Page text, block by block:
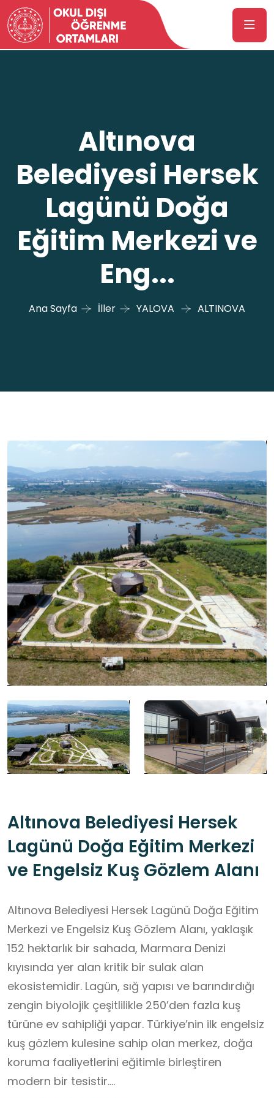
Altınova
Belediyesi Hersek
Lagünü Doğa
Eğitim Merkezi ve
Eng...
Ana Sayfa İller YALOVA ALTINOVA
Altınova Belediyesi Hersek
Lagünü Doğa Eğitim Merkezi
ve Engelsiz Kuş Gözlem Alanı
Altınova Belediyesi Hersek Lagünü Doğa Eğitim
Merkezi ve Engelsiz Kuş Gözlem Alanı, yaklaşık
152 hektarlık bir sahada, Marmara Denizi
kıyısında yer alan kritik bir sulak alan
ekosistemidir. Lagün, sığ yapısı ve barındırdığı
zengin biyolojik çeşitlilikle 250’den fazla kuş
türüne ev sahipliği yapar. Türkiye’nin ilk engelsiz
kuş gözlem kulesine sahip olan merkez, doğa
koruma faaliyetlerini eğitimle birleştiren
modern bir tesistir.